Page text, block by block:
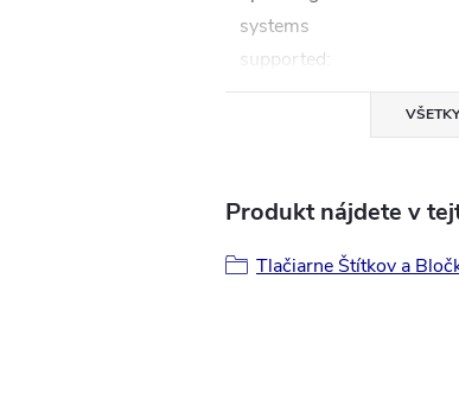
systems
supported:
Produkt nájdete v
Tlačiarne Štítkov a